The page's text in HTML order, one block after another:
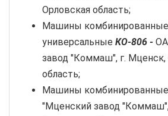
Орловская область;
Машины комбинированные
универсальные КО-806 -
завод "Коммаш", г. Мценск,
область;
Машины комбинированные
"Мценский завод